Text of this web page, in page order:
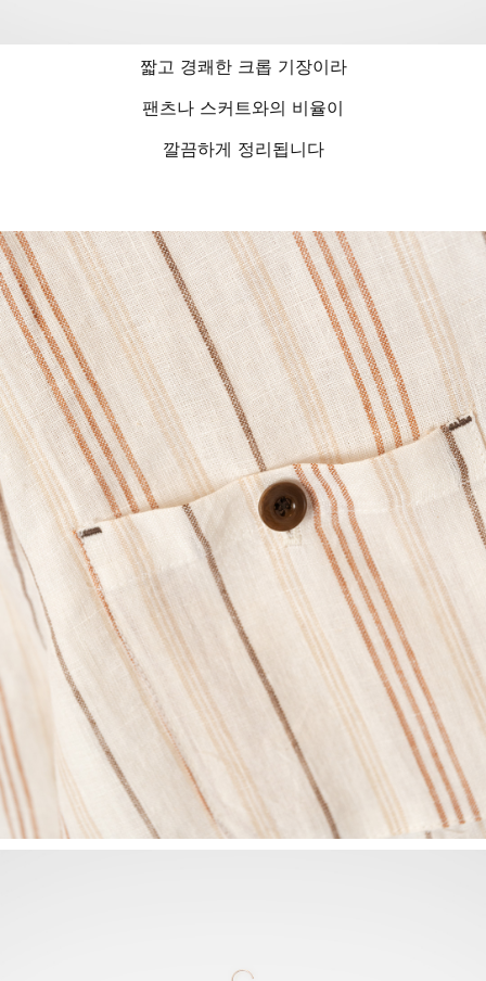
짧고 경쾌한 크롭 기장이라
팬츠나 스커트와의 비율이
깔끔하게 정리됩니다